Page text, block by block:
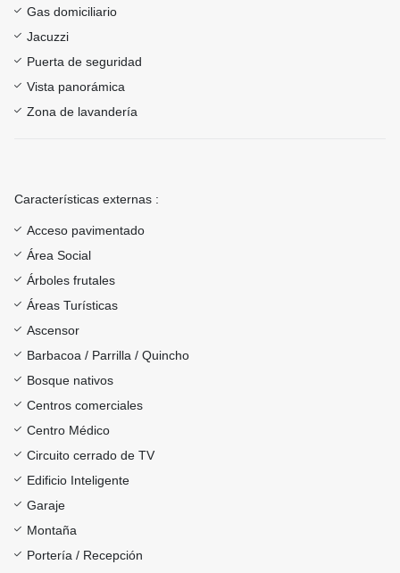
Gas domiciliario
Jacuzzi
Puerta de seguridad
Vista panorámica
Zona de lavandería
Características externas :
Acceso pavimentado
Área Social
Árboles frutales
Áreas Turísticas
Ascensor
Barbacoa / Parrilla / Quincho
Bosque nativos
Centros comerciales
Centro Médico
Circuito cerrado de TV
Edificio Inteligente
Garaje
Montaña
Portería / Recepción